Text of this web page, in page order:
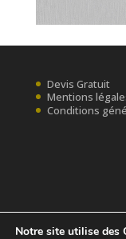
Devis Gratuit
Mentions
Conditions
Notre site utilise des